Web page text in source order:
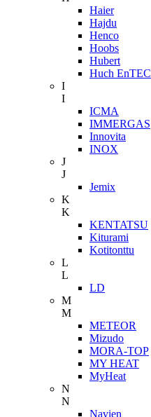
Haier
Hajdu
Henco
Hoobs
Hubert
Huch EnTEC
I
I
ICMA
IMMERGAS
Innovita
INOX
J
J
Jemix
K
K
KENTATSU
Kiturami
Kotitonttu
L
L
LD
M
M
METEOR
Mizudo
MORA-TOP
MY HEAT
MyHeat
N
N
Navien